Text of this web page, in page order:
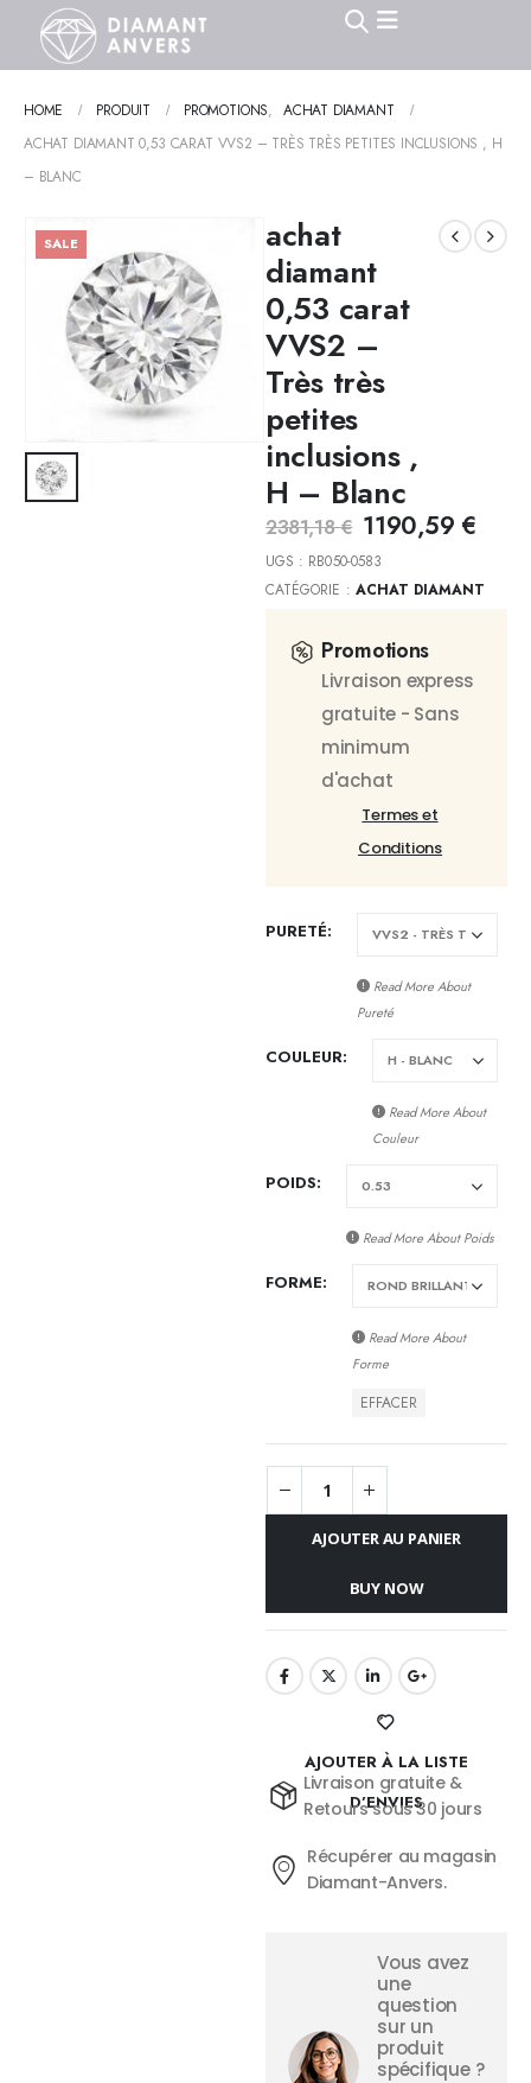
HOME PRODUIT PROMOTIONS, ACHAT DIAMANT
ACHAT DIAMANT 0,53 CARAT VVS2 – TRÈS TRÈS PETITES INCLUSIONS , H
– BLANC
SALE
achat
diamant
0,53 carat
VVS2 –
Très très
petites
inclusions ,
H – Blanc
2381,18€ 1190,59 €
UGS : RB050-0583
CATÉGORIE : ACHAT DIAMANT
Promotions
Livraison express
gratuite - Sans
minimum
d'achat
Termes et
Conditions
PURETÉ
Read More About
Pureté
COULEUR
Read More About
Couleur
POIDS
Read More AboutPoids
FORME
Read More About
Forme
EFFACER
AJOUTER AU PANIER
BUY NOW
AJOUTER À LA LISTE
D’ENVIES
Livraison gratuite &
Retours sous 30 jours
Récupérer au magasin
Diamant-Anvers.
Vous avez
une
question
sur un
produit
spécifique ?